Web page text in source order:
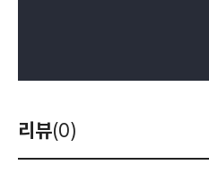
리뷰(0)